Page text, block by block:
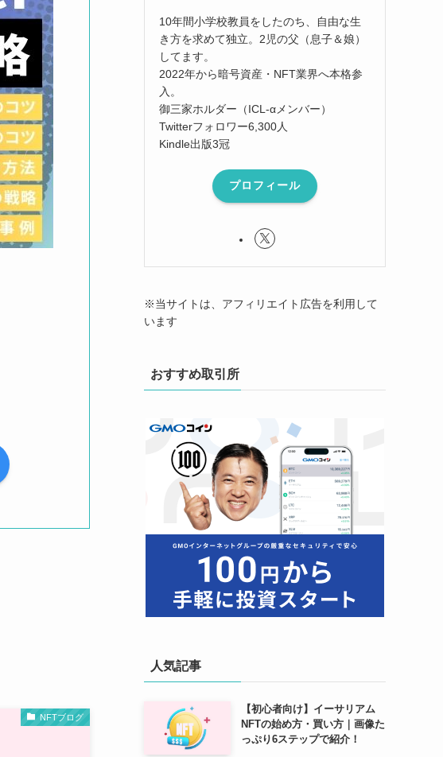
NFTブログ
10年間小学校教員をしたのち、自由な生
き方を求めて独立。2児の父（息子＆娘）
してます。
2022年から暗号資産・NFT業界へ本格参
入。
御三家ホルダー（ICL-αメンバー）
Twitterフォロワー6,300人
Kindle出版3冠
プロフィール
※当サイトは、アフィリエイト広告を利用して
います
おすすめ取引所
人気記事
【初心者向け】イーサリアム
NFTの始め方・買い方｜画像た
っぷり6ステップで紹介！